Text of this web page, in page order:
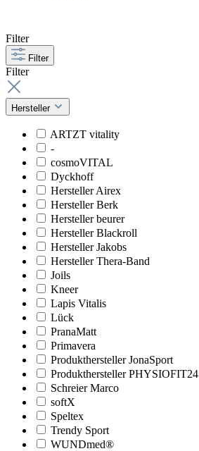
Filter
Filter
Filter
Hersteller
ARTZT vitality
-
cosmoVITAL
Dyckhoff
Hersteller Airex
Hersteller Berk
Hersteller beurer
Hersteller Blackroll
Hersteller Jakobs
Hersteller Thera-Band
Joils
Kneer
Lapis Vitalis
Lück
PranaMatt
Primavera
Produkthersteller JonaSport
Produkthersteller PHYSIOFIT24
Schreier Marco
softX
Speltex
Trendy Sport
WUNDmed®